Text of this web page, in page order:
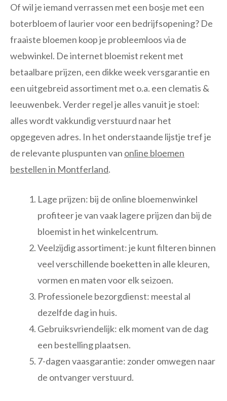
Of wil je iemand verrassen met een bosje met een
boterbloem of laurier voor een bedrijfsopening? De
fraaiste bloemen koop je probleemloos via de
webwinkel. De internet bloemist rekent met
betaalbare prijzen, een dikke week versgarantie en
een uitgebreid assortiment met o.a. een clematis &
leeuwenbek. Verder regel je alles vanuit je stoel:
alles wordt vakkundig verstuurd naar het
opgegeven adres. In het onderstaande lijstje tref je
de relevante pluspunten van online bloemen
bestellen in Montferland.
Lage prijzen: bij de online bloemenwinkel
profiteer je van vaak lagere prijzen dan bij de
bloemist in het winkelcentrum.
Veelzijdig assortiment: je kunt filteren binnen
veel verschillende boeketten in alle kleuren,
vormen en maten voor elk seizoen.
Professionele bezorgdienst: meestal al
dezelfde dag in huis.
Gebruiksvriendelijk: elk moment van de dag
een bestelling plaatsen.
7-dagen vaasgarantie: zonder omwegen naar
de ontvanger verstuurd.